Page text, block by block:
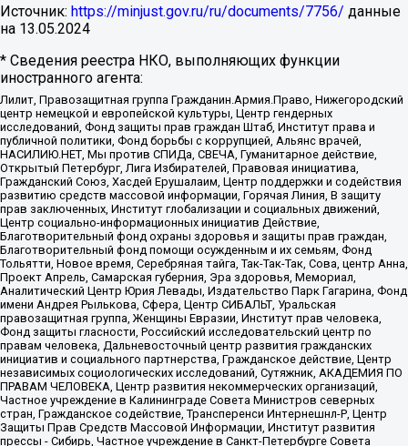
Источник: https://minjust.gov.ru/ru/documents/7756/ данные
на 13.05.2024
* Сведения реестра НКО, выполняющих функции
иностранного агента:
Лилит, Правозащитная группа Гражданин.Армия.Право, Нижегородский
центр немецкой и европейской культуры, Центр гендерных
исследований, Фонд защиты прав граждан Штаб, Институт права и
публичной политики, Фонд борьбы с коррупцией, Альянс врачей,
НАСИЛИЮ.НЕТ, Мы против СПИДа, СВЕЧА, Гуманитарное действие,
Открытый Петербург, Лига Избирателей, Правовая инициатива,
Гражданский Союз, Хасдей Ерушалаим, Центр поддержки и содействия
развитию средств массовой информации, Горячая Линия, В защиту
прав заключенных, Институт глобализации и социальных движений,
Центр социально-информационных инициатив Действие,
Благотворительный фонд охраны здоровья и защиты прав граждан,
Благотворительный фонд помощи осужденным и их семьям, Фонд
Тольятти, Новое время, Серебряная тайга, Так-Так-Так, Сова, центр Анна,
Проект Апрель, Самарская губерния, Эра здоровья, Мемориал,
Аналитический Центр Юрия Левады, Издательство Парк Гагарина, Фонд
имени Андрея Рылькова, Сфера, Центр СИБАЛЬТ, Уральская
правозащитная группа, Женщины Евразии, Институт прав человека,
Фонд защиты гласности, Российский исследовательский центр по
правам человека, Дальневосточный центр развития гражданских
инициатив и социального партнерства, Гражданское действие, Центр
независимых социологических исследований, Сутяжник, АКАДЕМИЯ ПО
ПРАВАМ ЧЕЛОВЕКА, Центр развития некоммерческих организаций,
Частное учреждение в Калининграде Совета Министров северных
стран, Гражданское содействие, Трансперенси Интернешнл-Р, Центр
Защиты Прав Средств Массовой Информации, Институт развития
прессы - Сибирь, Частное учреждение в Санкт-Петербурге Совета